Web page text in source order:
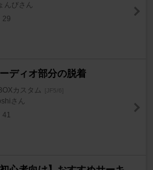
んびさん
29
ディオ部分の脱着
カスタム [JF5/6]
さん
41